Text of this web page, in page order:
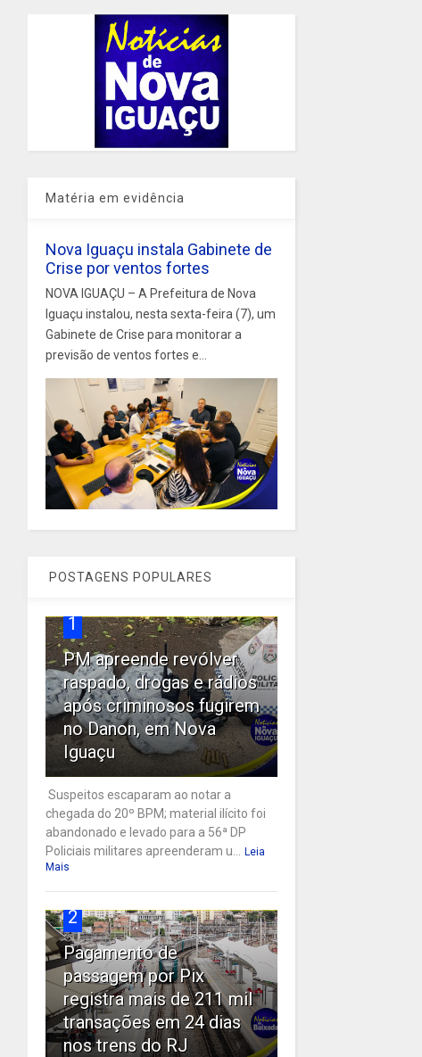
Matéria em evidência
Nova Iguaçu instala Gabinete de
Crise por ventos fortes
NOVA IGUAÇU – A Prefeitura de Nova
Iguaçu instalou, nesta sexta-feira (7), um
Gabinete de Crise para monitorar a
previsão de ventos fortes e...
POSTAGENS POPULARES
1
PM apreende revólver
raspado, drogas e rádios
após criminosos fugirem
no Danon, em Nova
Iguaçu
Suspeitos escaparam ao notar a
chegada do 20º BPM; material ilícito foi
abandonado e levado para a 56ª DP
Policiais militares apreenderam u...
Leia
Mais
2
Pagamento de
passagem por Pix
registra mais de 211 mil
transações em 24 dias
nos trens do RJ